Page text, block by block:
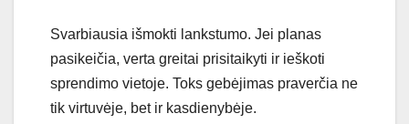
Svarbiausia išmokti lankstumo. Jei planas
pasikeičia, verta greitai prisitaikyti ir ieškoti
sprendimo vietoje. Toks gebėjimas praverčia ne
tik virtuvėje, bet ir kasdienybėje.